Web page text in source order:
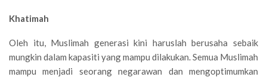
Khatimah
Oleh itu, Muslimah generasi kini haruslah berusaha sebaik
mungkin dalam kapasiti yang mampu dilakukan. Semua Muslimah
mampu menjadi seorang negarawan dan mengoptimumkan